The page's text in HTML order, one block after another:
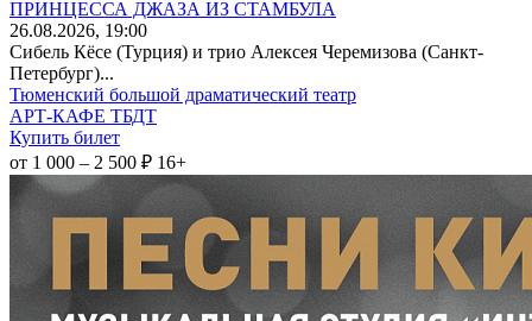
ПРИНЦЕССА ДЖАЗА ИЗ СТАМБУЛА
26.08.2026, 19:00
Сибель Кёсе (Турция) и трио Алексея Черемизова (Санкт-
Петербург)...
Тюменский большой драматический театр
АРТ-КАФЕ ТБДТ
Купить билет
от 1 000 – 2 500 ₽ 16+